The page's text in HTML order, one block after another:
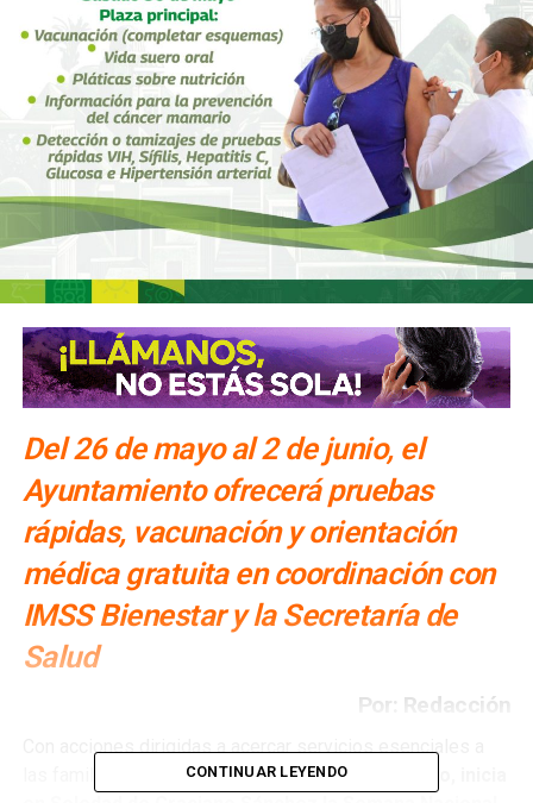
Del 26 de mayo al 2 de junio, el
Ayuntamiento ofrecerá pruebas
rápidas, vacunación y orientación
médica gratuita en coordinación con
IMSS Bienestar y la Secretaría de
Salud
Por: Redacción
Con acciones dirigidas a acercar servicios esenciales a
las familias soledenses,este martes 26 de mayo, inicia
CONTINUAR LEYENDO